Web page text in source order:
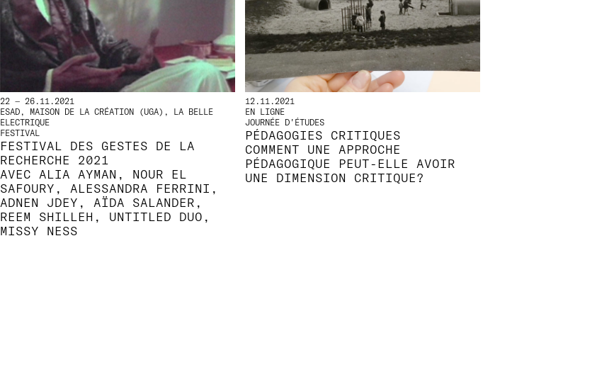
22 — 26.11.2021
ESAD, MAISON DE LA CRÉATION (UGA), LA BELLE
ELECTRIQUE
FESTIVAL
FESTIVAL DES GESTES DE LA
RECHERCHE 2021
AVEC ALIA AYMAN, NOUR EL
SAFOURY, ALESSANDRA FERRINI,
ADNEN JDEY, AÏDA SALANDER,
REEM SHILLEH, UNTITLED DUO,
MISSY NESS
12.11.2021
EN LIGNE
JOURNÉE D'ÉTUDES
PÉDAGOGIES CRITIQUES
COMMENT UNE APPROCHE
PÉDAGOGIQUE PEUT-ELLE AVOIR
UNE DIMENSION CRITIQUE?